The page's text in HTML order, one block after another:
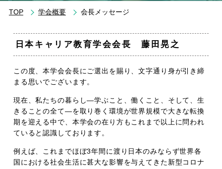
TOP 学会概要 会長メッセージ
日本キャリア教育学会会長 藤田晃之
この度、本学会会長にご選出を賜り、文字通り身が引き締
まる思いでございます。
現在、私たちの暮らし―学ぶこと、働くこと、そして、生
きることの全て―を取り巻く環境が世界規模で大きな転換
期を迎える中で、本学会の在り方もこれまで以上に問われ
ていると認識しております。
例えば、これまでほぼ3年間に渡り日本のみならず世界各
国における社会生活に甚大な影響を与えてきた新型コロナ